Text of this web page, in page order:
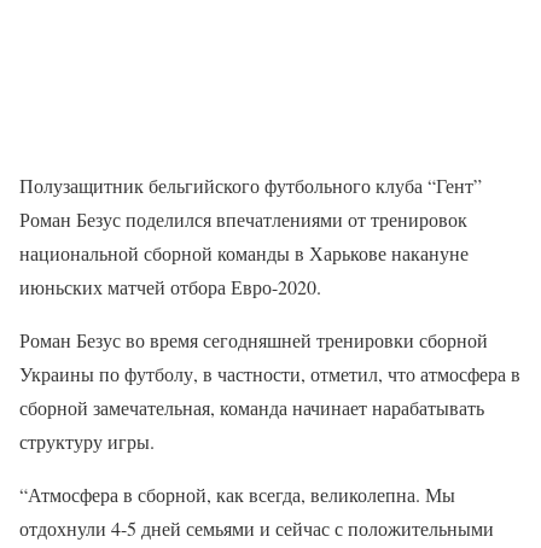
Полузащитник бельгийского футбольного клуба “Гент”
Роман Безус поделился впечатлениями от тренировок
национальной сборной команды в Харькове накануне
июньских матчей отбора Евро-2020.
Роман Безус во время сегодняшней тренировки сборной
Украины по футболу, в частности, отметил, что атмосфера в
сборной замечательная, команда начинает нарабатывать
структуру игры.
“Атмосфера в сборной, как всегда, великолепна. Мы
отдохнули 4-5 дней семьями и сейчас с положительными